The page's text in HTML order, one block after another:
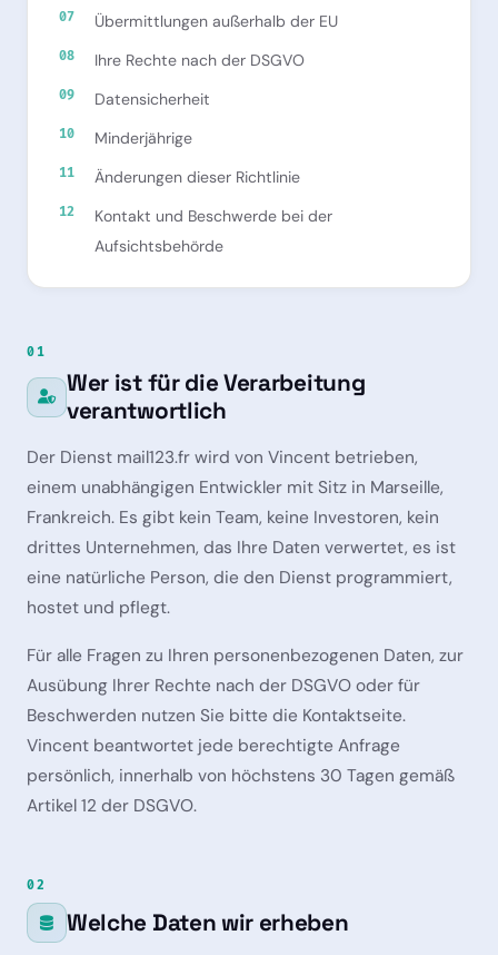
Übermittlungen außerhalb der EU
Ihre Rechte nach der DSGVO
Datensicherheit
Minderjährige
Änderungen dieser Richtlinie
Kontakt und Beschwerde bei der
Aufsichtsbehörde
01
Wer ist für die Verarbeitung
verantwortlich
Der Dienst mail123.fr wird von Vincent betrieben,
einem unabhängigen Entwickler mit Sitz in Marseille,
Frankreich. Es gibt kein Team, keine Investoren, kein
drittes Unternehmen, das Ihre Daten verwertet, es ist
eine natürliche Person, die den Dienst programmiert,
hostet und pflegt.
Für alle Fragen zu Ihren personenbezogenen Daten, zur
Ausübung Ihrer Rechte nach der DSGVO oder für
Beschwerden nutzen Sie bitte die Kontaktseite.
Vincent beantwortet jede berechtigte Anfrage
persönlich, innerhalb von höchstens 30 Tagen gemäß
Artikel 12 der DSGVO.
02
Welche Daten wir erheben